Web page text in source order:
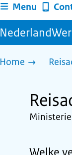
Menu
Home